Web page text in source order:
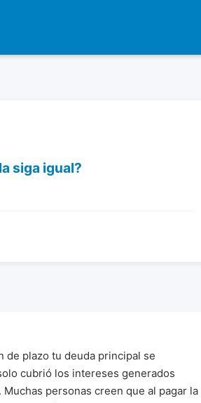
siga igual?
de plazo tu deuda principal se
cubrió los intereses generados
personas creen que al pagar la